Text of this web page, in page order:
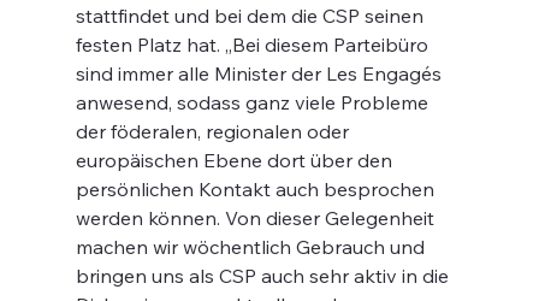
stattfindet und bei dem die CSP seinen
festen Platz hat. „Bei diesem Parteibüro
sind immer alle Minister der Les Engagés
anwesend, sodass ganz viele Probleme
der föderalen, regionalen oder
europäischen Ebene dort über den
persönlichen Kontakt auch besprochen
werden können. Von dieser Gelegenheit
machen wir wöchentlich Gebrauch und
bringen uns als CSP auch sehr aktiv in die